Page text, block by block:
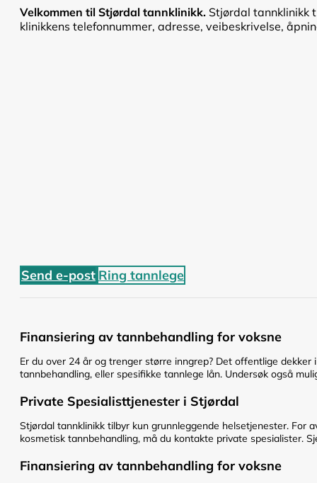
Velkommen til Stjørdal tannklinikk. Stjørdal tannklinikk
klinikkens telefonnummer, adresse, veibeskrivelse,
Send e-post Ring tannlege
Finansiering av tannbehandling for voksne
Er du over 24 år og trenger større inngrep? Det offentlige
tannbehandling, eller spesifikke tannlege lån. Undersøk også
Private Spesialisttjenester i Stjørdal
Stjørdal tannklinikk tilbyr kun grunnleggende helsetjenester. For
kosmetisk tannbehandling, må du kontakte private spesialister.
Finansiering av tannbehandling for voksne